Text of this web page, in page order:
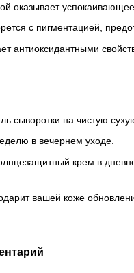
оказывает
с пигментацией,
антиоксидантными
сыворотки на чистую
в вечернем уходе.
крем в
вашей коже